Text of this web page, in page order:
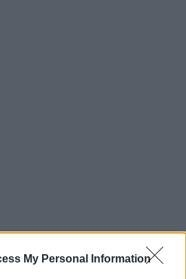
My Personal Information